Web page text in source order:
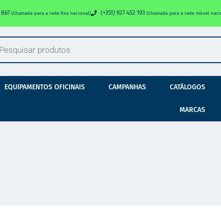
867 (Chamada para a rede fixa nacional) (+351) 927 452 193 (Chamada para a rede móvel
EQUIPAMENTOS OFICINAIS CAMPANHAS CATÁLOGOS
MARCAS